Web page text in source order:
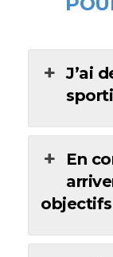
J’ai
En
objectifs